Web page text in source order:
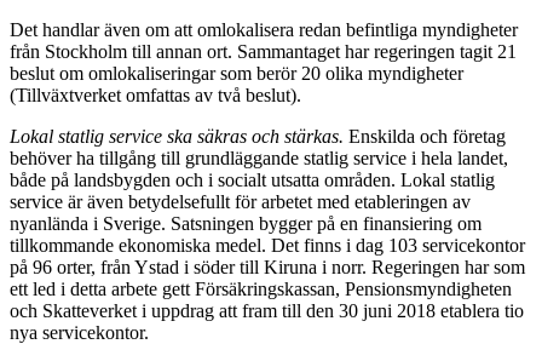
Det handlar även om att omlokalisera redan befintliga myndigheter
från Stockholm till annan ort. Sammantaget har regeringen tagit 21
beslut om omlokaliseringar som berör 20 olika myndigheter
(Tillväxtverket omfattas av två beslut).
Lokal statlig service ska säkras och stärkas. Enskilda och företag
behöver ha tillgång till grundläggande statlig service i hela landet,
både på landsbygden och i socialt utsatta områden. Lokal statlig
service är även betydelsefullt för arbetet med etableringen av
nyanlända i Sverige. Satsningen bygger på en finansiering om
tillkommande ekonomiska medel. Det finns i dag 103 servicekontor
på 96 orter, från Ystad i söder till Kiruna i norr. Regeringen har som
ett led i detta arbete gett Försäkringskassan, Pensions­myndig­heten
och Skatteverket i uppdrag att fram till den 30 juni 2018 etablera tio
nya servicekontor.